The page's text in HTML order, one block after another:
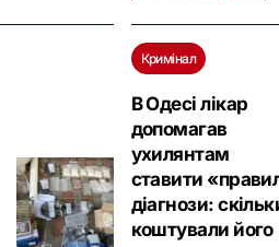
Кримінал
В Одесі лікар
допомагав
ухилянтам
ставити
діагнози:
коштували його